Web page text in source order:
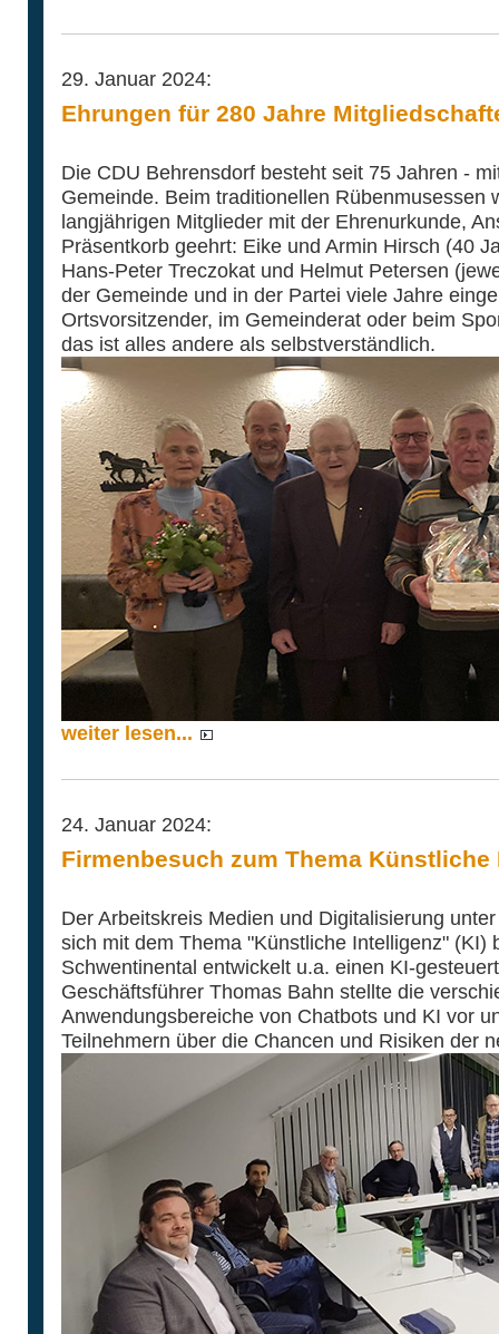
29. Januar 2024:
Ehrungen für 280 Jahre
Die CDU Behrensdorf besteht seit 75 Jahren -
Gemeinde. Beim traditionellen Rübenmusessen
langjährigen Mitglieder mit der Ehrenurkunde,
Präsentkorb geehrt: Eike und Armin Hirsch (40
Hans-Peter Treczokat und Helmut Petersen
der Gemeinde und in der Partei viele Jahre
Ortsvorsitzender, im Gemeinderat oder beim
das ist alles andere als selbstverständlich.
weiter lesen...
24. Januar 2024:
Firmenbesuch zum Thema Künstliche
Der Arbeitskreis Medien und Digitalisierung
sich mit dem Thema "Künstliche Intelligenz" (KI)
Schwentinental entwickelt u.a. einen KI-
Geschäftsführer Thomas Bahn stellte die
Anwendungsbereiche von Chatbots und KI vor
Teilnehmern über die Chancen und Risiken der